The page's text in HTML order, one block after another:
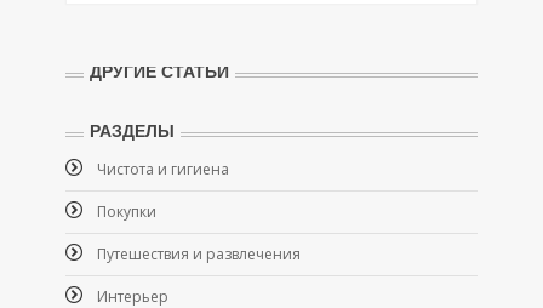
ДРУГИЕ СТАТЬИ
РАЗДЕЛЫ
Чистота и гигиена
Покупки
Путешествия и развлечения
Интерьер